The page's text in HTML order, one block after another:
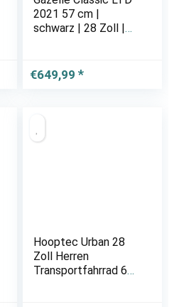
2021 57 cm |
schwarz | 28 Zoll |
kaufen | Lucky Bike
€649,99
Hooptec Urban 28
Zoll Herren
Transportfahrrad 63